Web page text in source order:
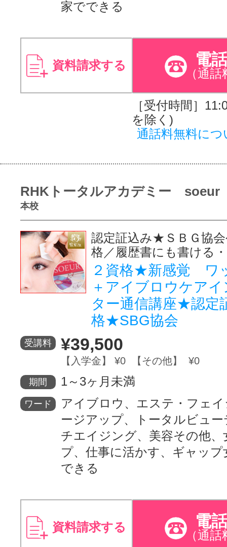
家でできる
資料請求する 電
（通話
［受付時間］
を除く)
通話料無料につ
RHKトータルアカデミー soeur
本校
認定証込み★ＳＢＧ協
格／履歴書にも書ける
２資格★新感覚 ワ
＋アイブロウケア
ター通信講座★認定
格★SBG協会
受講料 ¥39,500
【入学金】 ¥0 【その他】 ¥0
期間 1～3ヶ月未満
ワード
アイブロウ、エステ・フェ
ージアップ、トータルビュ
チエイジング、美容その他、
プ、仕事に活かす、ギャップ
できる
資料請求する 電
（通話